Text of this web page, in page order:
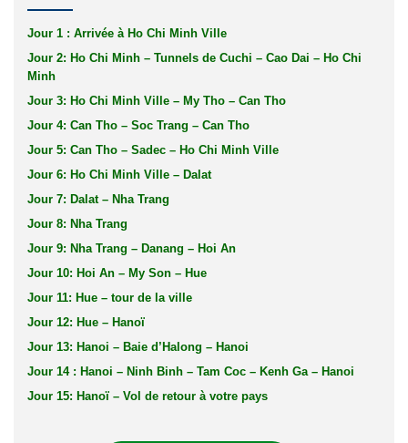
Jour 1 : Arrivée à Ho Chi Minh Ville
Jour 2: Ho Chi Minh – Tunnels de Cuchi – Cao Dai – Ho Chi
Minh
Jour 3: Ho Chi Minh Ville – My Tho – Can Tho
Jour 4: Can Tho – Soc Trang – Can Tho
Jour 5: Can Tho – Sadec – Ho Chi Minh Ville
Jour 6: Ho Chi Minh Ville – Dalat
Jour 7: Dalat – Nha Trang
Jour 8: Nha Trang
Jour 9: Nha Trang – Danang – Hoi An
Jour 10: Hoi An – My Son – Hue
Jour 11: Hue – tour de la ville
Jour 12: Hue – Hanoï
Jour 13: Hanoi – Baie d’Halong – Hanoi
Jour 14 : Hanoi – Ninh Binh – Tam Coc – Kenh Ga – Hanoi
Jour 15: Hanoï – Vol de retour à votre pays